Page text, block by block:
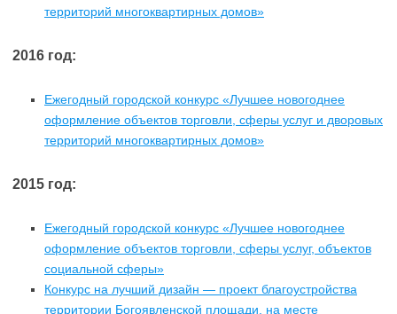
территорий многоквартирных домов»
2016 год:
Ежегодный городской конкурс «Лучшее новогоднее
оформление объектов торговли, сферы услуг и дворовых
территорий многоквартирных домов»
2015 год:
Ежегодный городской конкурс «Лучшее новогоднее
оформление объектов торговли, сферы услуг, объектов
социальной сферы»
Конкурс на лучший дизайн — проект благоустройства
территории Богоявленской площади, на месте